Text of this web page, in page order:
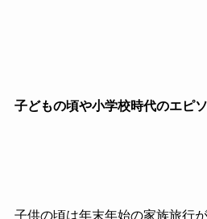
子どもの頃や小学校時代のエピ
子供の頃は年末年始の家族旅行